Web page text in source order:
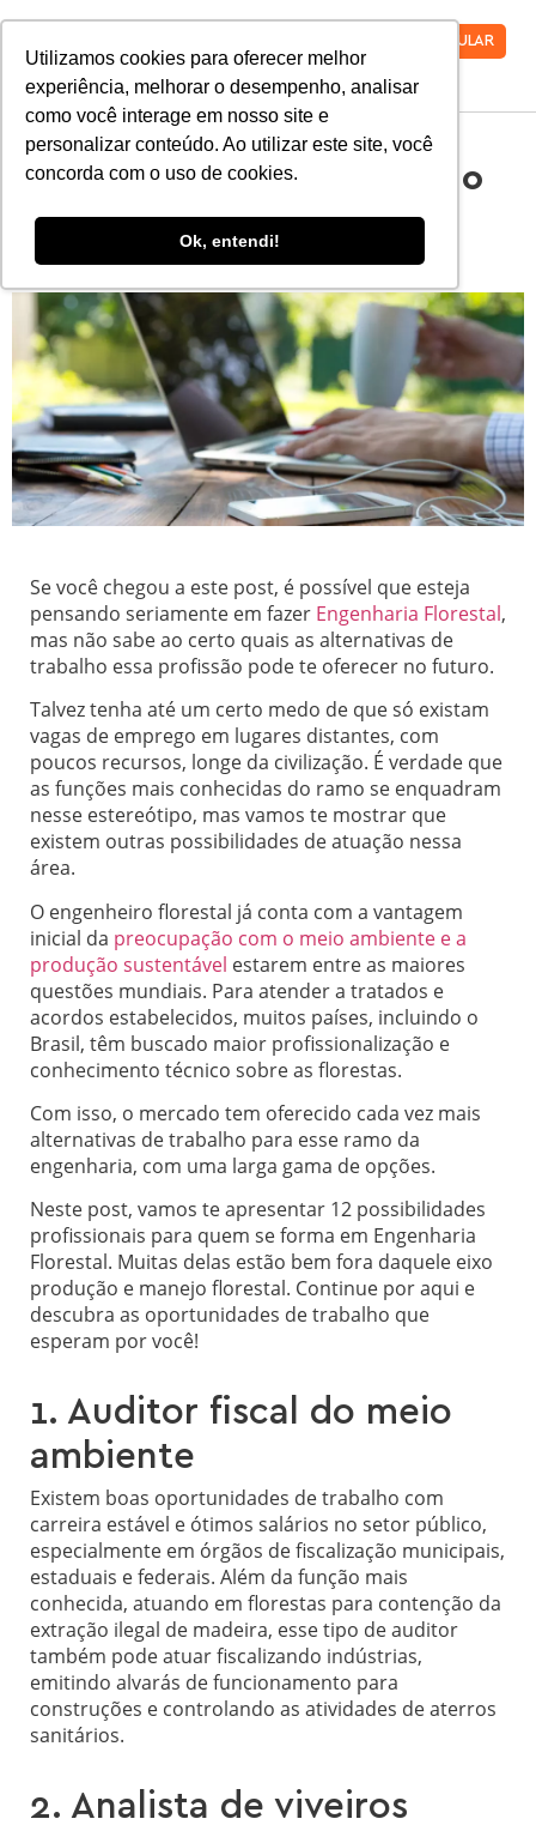
Utilizamos cookies para oferecer melhor
experiência, melhorar o desempenho, analisar
como você interage em nosso site e
personalizar conteúdo. Ao utilizar este site, você
concorda com o uso de cookies.
Ok, entendi!
VESTIBULAR
12 alternativas de trabalho
para um engenheiro
florestal!
Se você chegou a este post, é possível que esteja
pensando seriamente em fazer Engenharia Florestal,
mas não sabe ao certo quais as alternativas de
trabalho essa profissão pode te oferecer no futuro.
Talvez tenha até um certo medo de que só existam
vagas de emprego em lugares distantes, com
poucos recursos, longe da civilização. É verdade que
as funções mais conhecidas do ramo se enquadram
nesse estereótipo, mas vamos te mostrar que
existem outras possibilidades de atuação nessa
área.
O engenheiro florestal já conta com a vantagem
inicial da preocupação com o meio ambiente e a
produção sustentável estarem entre as maiores
questões mundiais. Para atender a tratados e
acordos estabelecidos, muitos países, incluindo o
Brasil, têm buscado maior profissionalização e
conhecimento técnico sobre as florestas.
Com isso, o mercado tem oferecido cada vez mais
alternativas de trabalho para esse ramo da
engenharia, com uma larga gama de opções.
Neste post, vamos te apresentar 12 possibilidades
profissionais para quem se forma em Engenharia
Florestal. Muitas delas estão bem fora daquele eixo
produção e manejo florestal. Continue por aqui e
descubra as oportunidades de trabalho que
esperam por você!
1. Auditor fiscal do meio
ambiente
Existem boas oportunidades de trabalho com
carreira estável e ótimos salários no setor público,
especialmente em órgãos de fiscalização municipais,
estaduais e federais. Além da função mais
conhecida, atuando em florestas para contenção da
extração ilegal de madeira, esse tipo de auditor
também pode atuar fiscalizando indústrias,
emitindo alvarás de funcionamento para
construções e controlando as atividades de aterros
sanitários.
2. Analista de viveiros